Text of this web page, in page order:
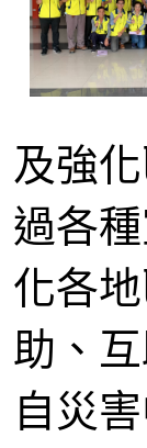
及強
過各
化各
助、
自災